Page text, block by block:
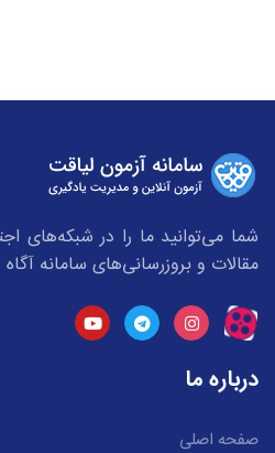
شما می‌توانید ما را در شبکه‌های
مقالات و بروزرسانی‌های سامانه
درباره ما
صفحه اصلی